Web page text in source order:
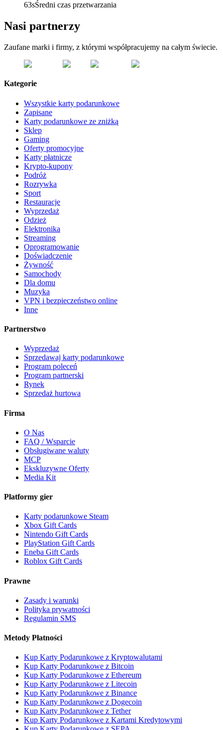
63sŚredni czas przetwarzania
Nasi partnerzy
Zaufane marki i firmy, z którymi współpracujemy na całym świecie.
Kategorie
Wszystkie karty podarunkowe
Zapisane
Karty podarunkowe ze zniżką
Sklep
Gaming
Oferty promocyjne
Karty płatnicze
Krypto-kupony
Podróż
Rozrywka
Sport
Restauracje
Wyprzedaż
Odzież
Elektronika
Streaming
Oprogramowanie
Doświadczenie
Żywność
Samochody
Dla domu
Muzyka
VPN i bezpieczeństwo online
Inne
Partnerstwo
Wyprzedaż
Sprzedawaj karty podarunkowe
Program poleceń
Program partnerski
Rynek
Sprzedaż hurtowa
Firma
O Nas
FAQ / Wsparcie
Obsługiwane waluty
MCP
Ekskluzywne Oferty
Media Kit
Platformy gier
Karty podarunkowe Steam
Xbox Gift Cards
Nintendo Gift Cards
PlayStation Gift Cards
Eneba Gift Cards
Roblox Gift Cards
Prawne
Zasady i warunki
Polityka prywatności
Regulamin SMS
Metody Płatności
Kup Karty Podarunkowe z Kryptowalutami
Kup Karty Podarunkowe z Bitcoin
Kup Karty Podarunkowe z Ethereum
Kup Karty Podarunkowe z Litecoin
Kup Karty Podarunkowe z Binance
Kup Karty Podarunkowe z Dogecoin
Kup Karty Podarunkowe z Tether
Kup Karty Podarunkowe z Kartami Kredytowymi